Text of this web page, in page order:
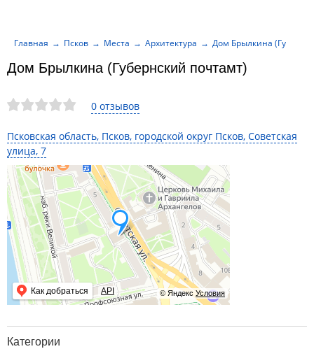
0 отзывов
Псковская область, Псков, городской округ Псков, Советская
улица, 7
© Яндекс Условия
Как добраться API
Дом Брылкина (Губернский почтамт)
Главная Псков Места Архитектура Дом Брылкина
Категории